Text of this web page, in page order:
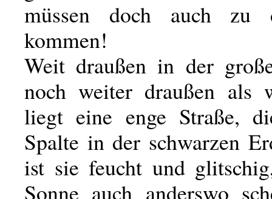
müssen doch auch zu
kommen!
Weit draußen in der
noch weiter draußen
liegt eine enge Straße,
Spalte in der schwarzen
ist sie feucht und
Sonne auch anderswo